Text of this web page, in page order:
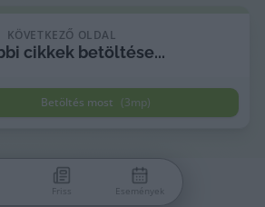
KÖVETKEZŐ OLDAL
cikkekbetöltése...
Betöltés most (3mp)
Friss Események